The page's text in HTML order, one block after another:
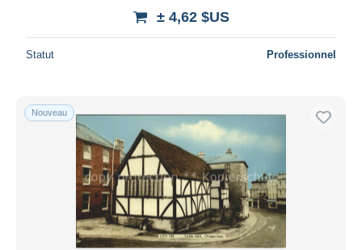
± 4,62 $US
Statut Professionnel
Nouveau